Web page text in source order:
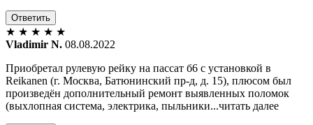
Ответить
★ ★ ★ ★ ★
Vladimir N. 08.08.2022
Приобретал рулевую рейку на пассат б6 с установкой в
Reikanen (г. Москва, Батюнинский пр-д, д. 15), плюсом был
произведён дополнительный ремонт выявленных поломок
(выхлопная система, электрика, пыльники...читать далее